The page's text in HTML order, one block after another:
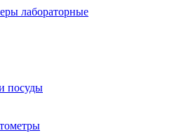
лабораторные
посуды